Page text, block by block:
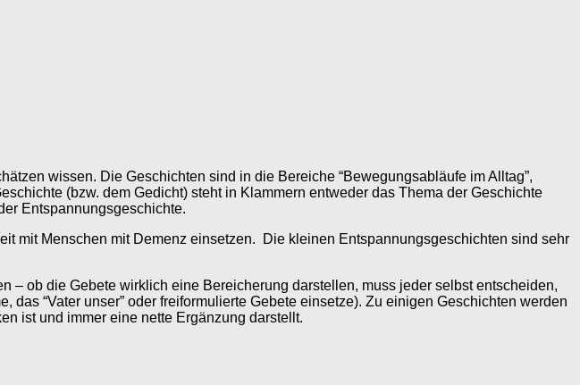
wissen. Die Geschichten sind in die Bereiche “Bewegungsabläufe im Alltag”,
(bzw. dem Gedicht) steht in Klammern entweder das Thema der Geschichte
Entspannungsgeschichte.
mit Menschen mit Demenz einsetzen. Die kleinen Entspannungsgeschichten sind sehr
– ob die Gebete wirklich eine Bereicherung darstellen, muss jeder selbst entscheiden,
“Vater unser” oder freiformulierte Gebete einsetze). Zu einigen Geschichten werden
ist und immer eine nette Ergänzung darstellt.